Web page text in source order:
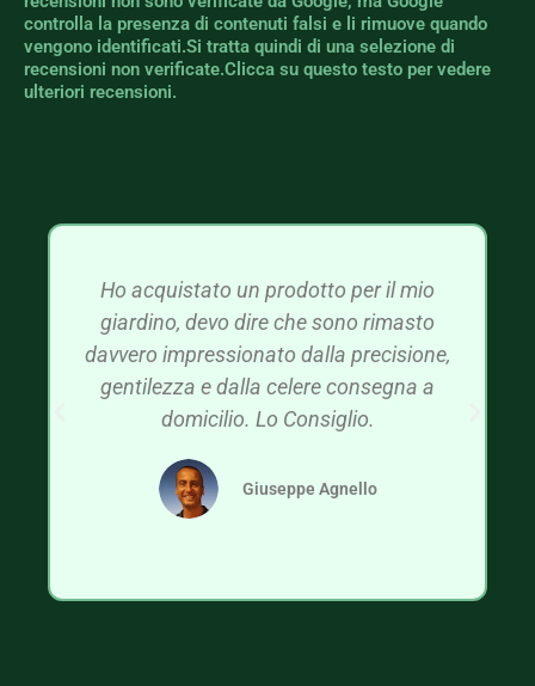
controlla la presenza di contenuti falsi e li rimuove quando
vengono identificati.Si tratta quindi di una selezione di
recensioni non verificate.Clicca su questo testo per vedere
ulteriori recensioni.
Ho acquistato un prodotto per il mio
giardino, devo dire che sono rimasto
davvero impressionato dalla precisione,
gentilezza e dalla celere consegna a
domicilio. Lo Consiglio.
Giuseppe Agnello